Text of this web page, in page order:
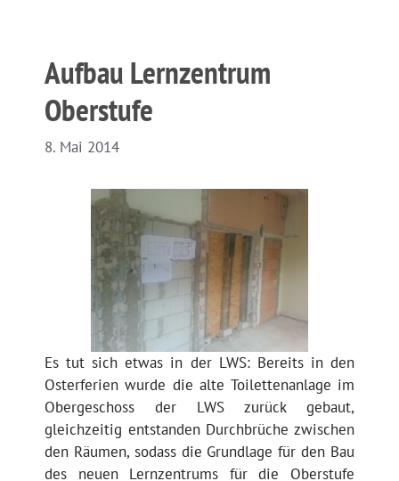
Aufbau Lernzentrum
Oberstufe
8. Mai 2014
Es tut sich etwas in der LWS: Bereits in den
Osterferien wurde die alte Toilettenanlage im
Obergeschoss der LWS zurück gebaut,
gleichzeitig entstanden Durchbrüche zwischen
den Räumen, sodass die Grundlage für den Bau
des neuen Lernzentrums für die Oberstufe